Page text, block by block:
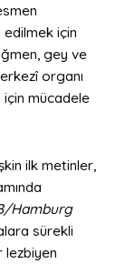
edilmek için
gey ve
organı
mücadele
ilk metinler,
Hamburg
sürekli
lezbiyen